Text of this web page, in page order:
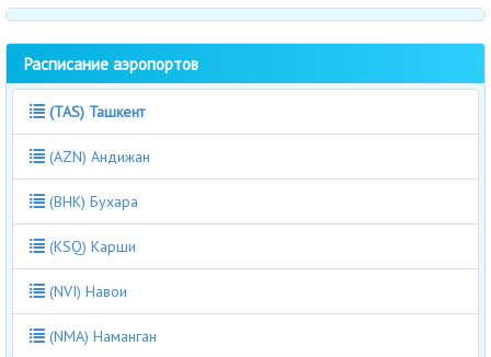
Расписание аэропортов
(TAS) Ташкент
(AZN) Андижан
(BHK) Бухара
(KSQ) Карши
(NVI) Навои
(NMA) Наманган